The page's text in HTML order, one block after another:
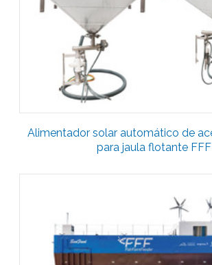
Alimentador solar automático de
para jaula flotante FFF